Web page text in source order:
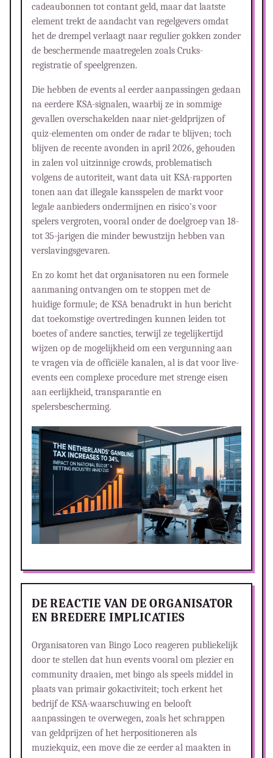
cadeaubonnen tot contant geld, maar dat laatste
element trekt de aandacht van regelgevers omdat
het de drempel verlaagt naar regulier gokken zonder
de beschermende maatregelen zoals Cruks-
registratie of speelgrenzen.
Die hebben de events al eerder aanpassingen gedaan
na eerdere KSA-signalen, waarbij ze in sommige
gevallen overschakelden naar niet-geldprijzen of
quiz-elementen om onder de radar te blijven; toch
blijven de recente avonden in april 2026, gehouden
in zalen vol uitzinnige crowds, problematisch
volgens de autoriteit, want data uit KSA-rapporten
tonen aan dat illegale kansspelen de markt voor
legale aanbieders ondermijnen en risico's voor
spelers vergroten, vooral onder de doelgroep van 18-
tot 35-jarigen die minder bewustzijn hebben van
verslavingsgevaren.
En zo komt het dat organisatoren nu een formele
aanmaning ontvangen om te stoppen met de
huidige formule; de KSA benadrukt in hun bericht
dat toekomstige overtredingen kunnen leiden tot
boetes of andere sancties, terwijl ze tegelijkertijd
wijzen op de mogelijkheid om een vergunning aan
te vragen via de officiële kanalen, al is dat voor live-
events een complexe procedure met strenge eisen
aan eerlijkheid, transparantie en
spelersbescherming.
DE REACTIE VAN DE ORGANISATOR
EN BREDERE IMPLICATIES
Organisatoren van Bingo Loco reageren publiekelijk
door te stellen dat hun events vooral om plezier en
community draaien, met bingo als speels middel in
plaats van primair gokactiviteit; toch erkent het
bedrijf de KSA-waarschuwing en belooft
aanpassingen te overwegen, zoals het schrappen
van geldprijzen of het herpositioneren als
muziekquiz, een move die ze eerder al maakten in